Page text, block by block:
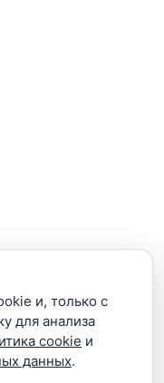
и, только с
для анализа
cookie и
данных.